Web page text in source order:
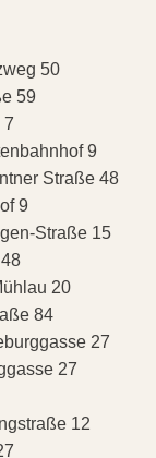
50
59
7
9
Straße 48
9
Straße 15
20
84
27
27
12